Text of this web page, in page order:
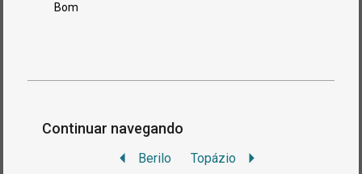
Bom
Continuar navegando
Berilo Topázio